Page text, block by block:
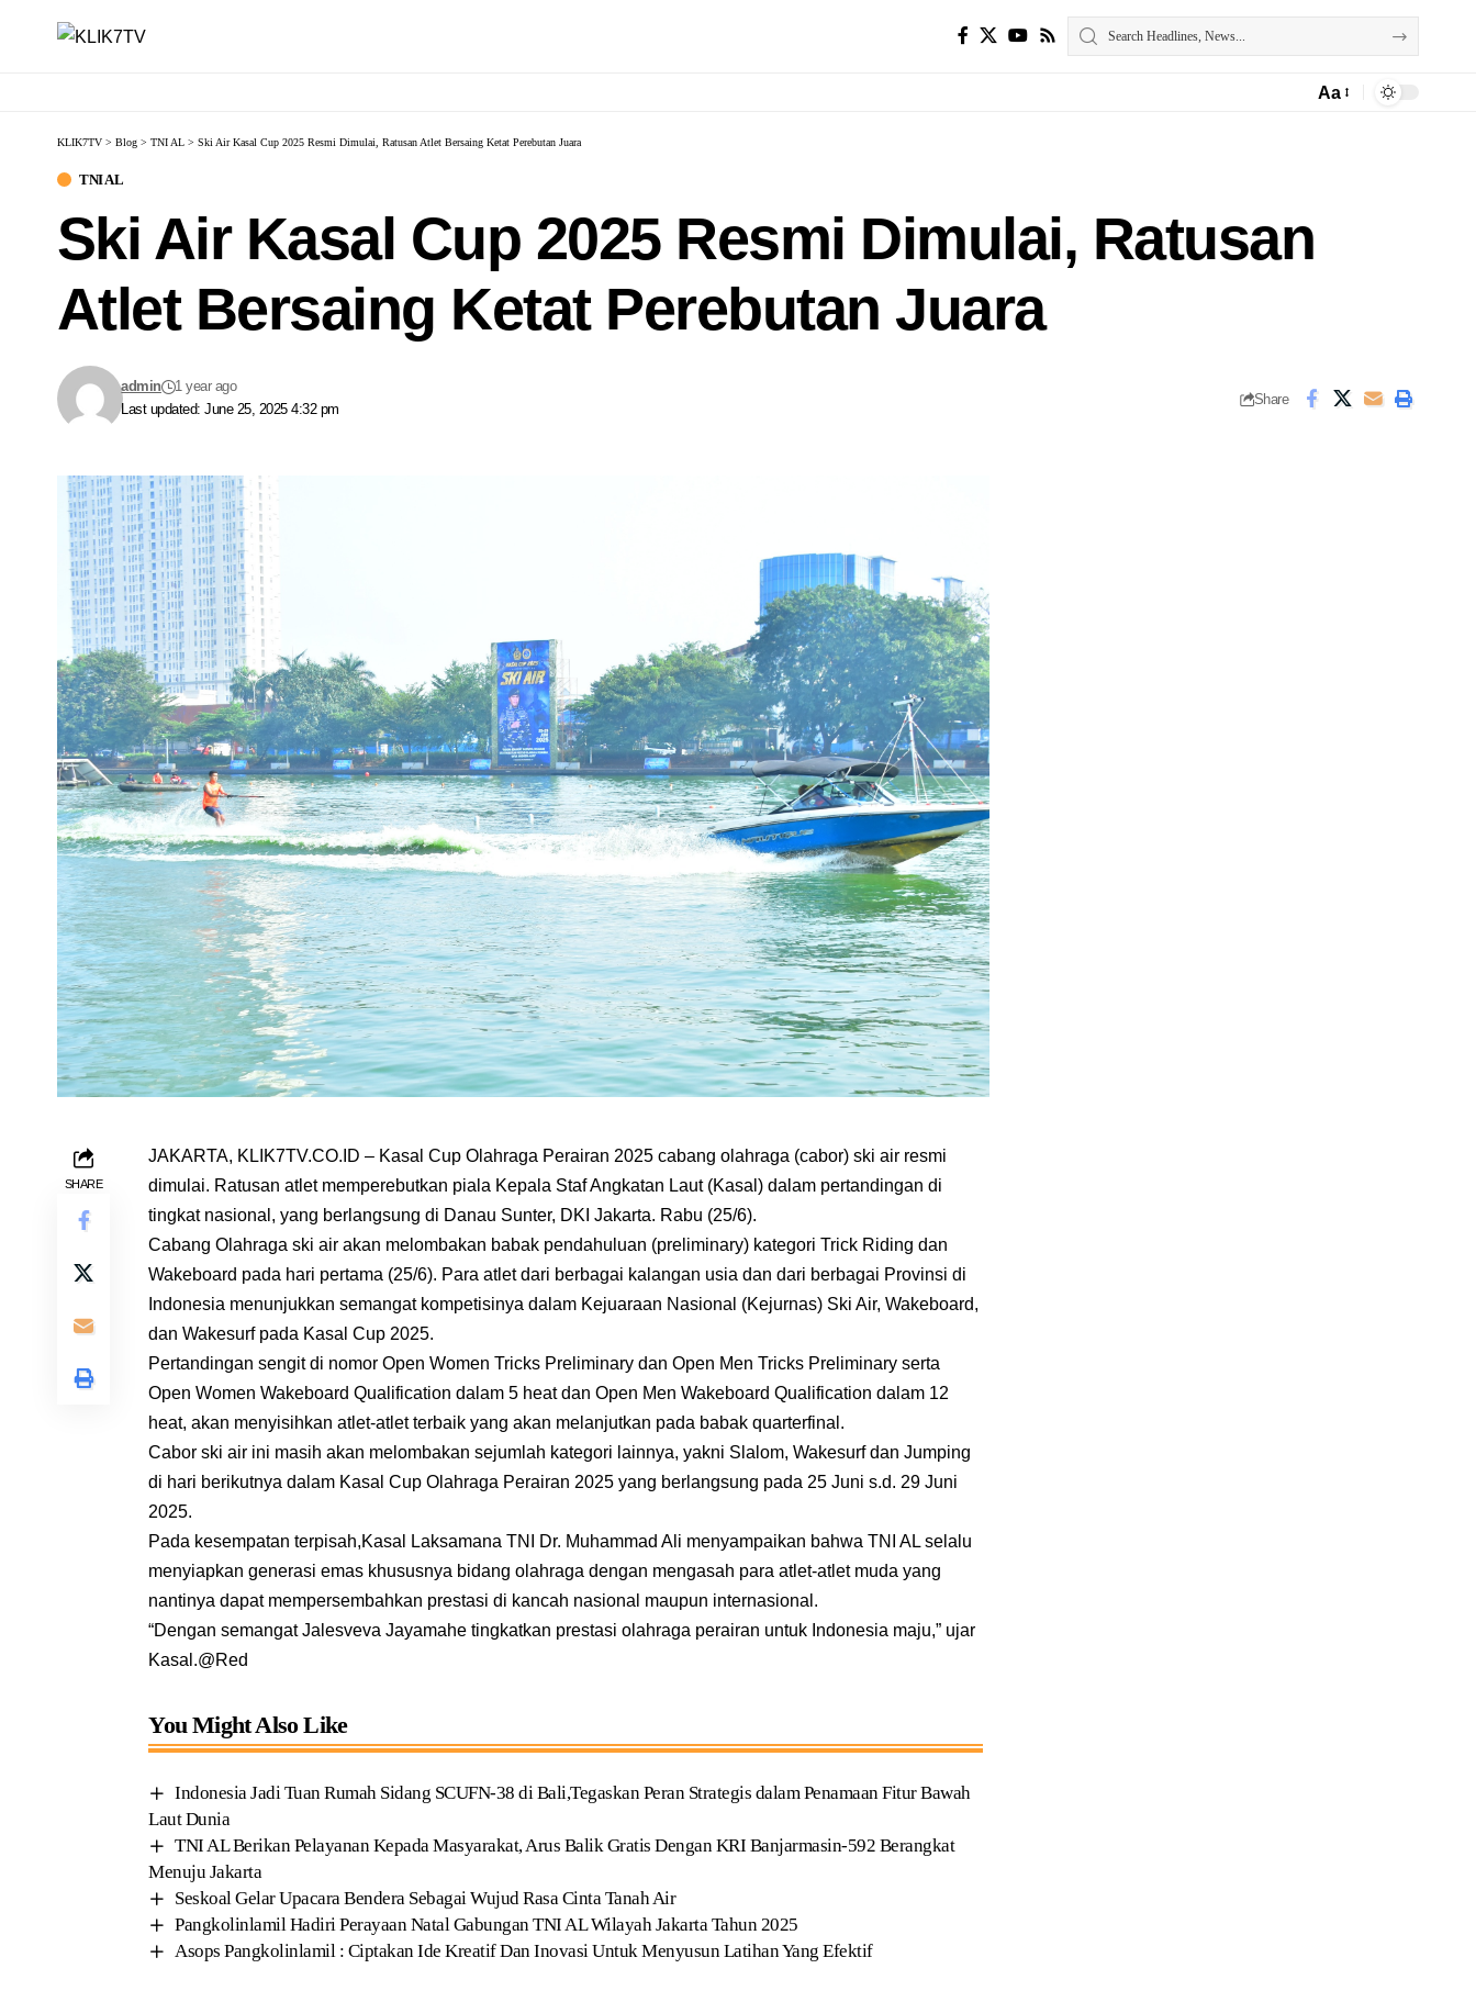
Aa
KLIK7TV > Blog > TNI AL > Ski Air Kasal Cup 2025 Resmi Dimulai, Ratusan Atlet Bersaing Ketat Perebutan Juara
TNI AL
Ski Air Kasal Cup 2025 Resmi Dimulai, Ratusan
Atlet Bersaing Ketat Perebutan Juara
Last updated: June 25, 2025 4:32 pm
admin 1 year ago
Share
SHARE
JAKARTA, KLIK7TV.CO.ID – Kasal Cup Olahraga Perairan 2025 cabang olahraga (cabor) ski air resmi
dimulai. Ratusan atlet memperebutkan piala Kepala Staf Angkatan Laut (Kasal) dalam pertandingan di
tingkat nasional, yang berlangsung di Danau Sunter, DKI Jakarta. Rabu (25/6).
Cabang Olahraga ski air akan melombakan babak pendahuluan (preliminary) kategori Trick Riding dan
Wakeboard pada hari pertama (25/6). Para atlet dari berbagai kalangan usia dan dari berbagai Provinsi di
Indonesia menunjukkan semangat kompetisinya dalam Kejuaraan Nasional (Kejurnas) Ski Air, Wakeboard,
dan Wakesurf pada Kasal Cup 2025.
Pertandingan sengit di nomor Open Women Tricks Preliminary dan Open Men Tricks Preliminary serta
Open Women Wakeboard Qualification dalam 5 heat dan Open Men Wakeboard Qualification dalam 12
heat, akan menyisihkan atlet-atlet terbaik yang akan melanjutkan pada babak quarterfinal.
Cabor ski air ini masih akan melombakan sejumlah kategori lainnya, yakni Slalom, Wakesurf dan Jumping
di hari berikutnya dalam Kasal Cup Olahraga Perairan 2025 yang berlangsung pada 25 Juni s.d. 29 Juni
2025.
Pada kesempatan terpisah,Kasal Laksamana TNI Dr. Muhammad Ali menyampaikan bahwa TNI AL selalu
menyiapkan generasi emas khususnya bidang olahraga dengan mengasah para atlet-atlet muda yang
nantinya dapat mempersembahkan prestasi di kancah nasional maupun internasional.
“Dengan semangat Jalesveva Jayamahe tingkatkan prestasi olahraga perairan untuk Indonesia maju,” ujar
Kasal.@Red
You Might Also Like
Indonesia Jadi Tuan Rumah Sidang SCUFN-38 di Bali,Tegaskan Peran Strategis dalam Penamaan Fitur Bawah
Laut Dunia
TNI AL Berikan Pelayanan Kepada Masyarakat, Arus Balik Gratis Dengan KRI Banjarmasin-592 Berangkat
Menuju Jakarta
Seskoal Gelar Upacara Bendera Sebagai Wujud Rasa Cinta Tanah Air
Pangkolinlamil Hadiri Perayaan Natal Gabungan TNI AL Wilayah Jakarta Tahun 2025
Asops Pangkolinlamil : Ciptakan Ide Kreatif Dan Inovasi Untuk Menyusun Latihan Yang Efektif